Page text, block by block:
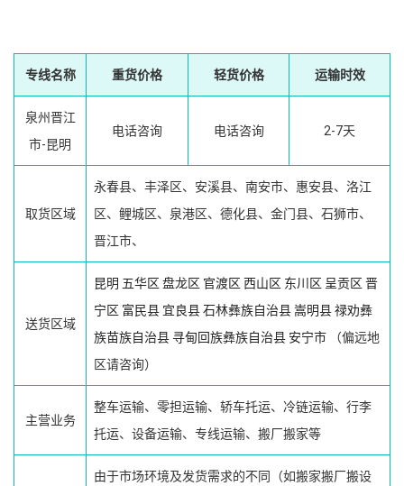
专线名称 重货价格 轻货价格 运输时效
泉州晋江
市-昆明
电话咨询 电话咨询 2-7天
取货区域
永春县、丰泽区、安溪县、南安市、惠安县、洛江
区、鲤城区、泉港区、德化县、金门县、石狮市、
晋江市、
送货区域
昆明 五华区 盘龙区 官渡区 西山区 东川区 呈贡区 晋
宁区 富民县 宜良县石林彝族自治县嵩明县禄劝彝
族苗族自治县 寻甸回族彝族自治县 安宁市 （偏远地
区请咨询）
主营业务
整车运输、零担运输、轿车托运、冷链运输、行李
托运、设备运输、专线运输、搬厂搬家等
由于市场环境及发货需求的不同（如搬家搬厂搬设